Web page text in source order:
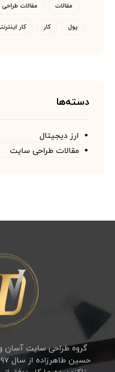
مقالات مقالات
پول کار کار
دسته‌ها
ارز دیجیتال
مقالات طراحی سایت
گروه طراحی سایت آسان